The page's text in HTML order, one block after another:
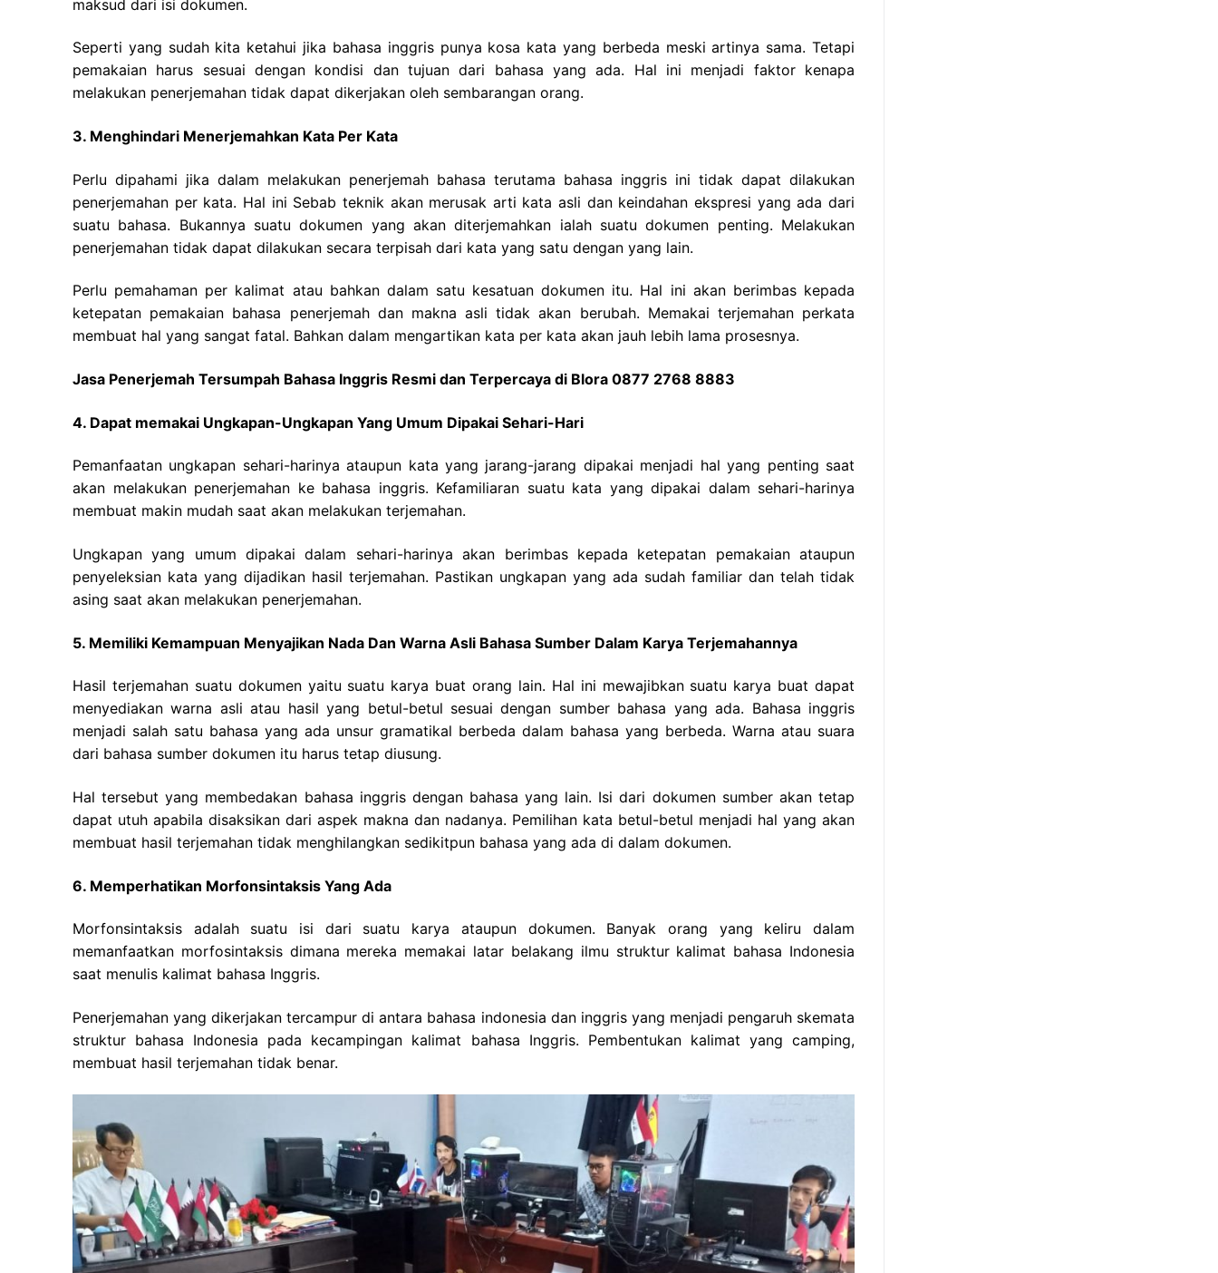
maksud dari isi dokumen.
Seperti yang sudah kita ketahui jika bahasa inggris punya kosa kata yang berbeda meski artinya sama. Tetapi
pemakaian harus sesuai dengan kondisi dan tujuan dari bahasa yang ada. Hal ini menjadi faktor kenapa
melakukan penerjemahan tidak dapat dikerjakan oleh sembarangan orang.
3. Menghindari Menerjemahkan Kata Per Kata
Perlu dipahami jika dalam melakukan penerjemah bahasa terutama bahasa inggris ini tidak dapat dilakukan
penerjemahan per kata. Hal ini Sebab teknik akan merusak arti kata asli dan keindahan ekspresi yang ada dari
suatu bahasa. Bukannya suatu dokumen yang akan diterjemahkan ialah suatu dokumen penting. Melakukan
penerjemahan tidak dapat dilakukan secara terpisah dari kata yang satu dengan yang lain.
Perlu pemahaman per kalimat atau bahkan dalam satu kesatuan dokumen itu. Hal ini akan berimbas kepada
ketepatan pemakaian bahasa penerjemah dan makna asli tidak akan berubah. Memakai terjemahan perkata
membuat hal yang sangat fatal. Bahkan dalam mengartikan kata per kata akan jauh lebih lama prosesnya.
Jasa Penerjemah Tersumpah Bahasa Inggris Resmi dan Terpercaya di Blora 0877 2768 8883
4. Dapat memakai Ungkapan-Ungkapan Yang Umum Dipakai Sehari-Hari
Pemanfaatan ungkapan sehari-harinya ataupun kata yang jarang-jarang dipakai menjadi hal yang penting saat
akan melakukan penerjemahan ke bahasa inggris. Kefamiliaran suatu kata yang dipakai dalam sehari-harinya
membuat makin mudah saat akan melakukan terjemahan.
Ungkapan yang umum dipakai dalam sehari-harinya akan berimbas kepada ketepatan pemakaian ataupun
penyeleksian kata yang dijadikan hasil terjemahan. Pastikan ungkapan yang ada sudah familiar dan telah tidak
asing saat akan melakukan penerjemahan.
5. Memiliki Kemampuan Menyajikan Nada Dan Warna Asli Bahasa Sumber Dalam Karya Terjemahannya
Hasil terjemahan suatu dokumen yaitu suatu karya buat orang lain. Hal ini mewajibkan suatu karya buat dapat
menyediakan warna asli atau hasil yang betul-betul sesuai dengan sumber bahasa yang ada. Bahasa inggris
menjadi salah satu bahasa yang ada unsur gramatikal berbeda dalam bahasa yang berbeda. Warna atau suara
dari bahasa sumber dokumen itu harus tetap diusung.
Hal tersebut yang membedakan bahasa inggris dengan bahasa yang lain. Isi dari dokumen sumber akan tetap
dapat utuh apabila disaksikan dari aspek makna dan nadanya. Pemilihan kata betul-betul menjadi hal yang akan
membuat hasil terjemahan tidak menghilangkan sedikitpun bahasa yang ada di dalam dokumen.
6. Memperhatikan Morfonsintaksis Yang Ada
Morfonsintaksis adalah suatu isi dari suatu karya ataupun dokumen. Banyak orang yang keliru dalam
memanfaatkan morfosintaksis dimana mereka memakai latar belakang ilmu struktur kalimat bahasa Indonesia
saat menulis kalimat bahasa Inggris.
Penerjemahan yang dikerjakan tercampur di antara bahasa indonesia dan inggris yang menjadi pengaruh skemata
struktur bahasa Indonesia pada kecampingan kalimat bahasa Inggris. Pembentukan kalimat yang camping,
membuat hasil terjemahan tidak benar.